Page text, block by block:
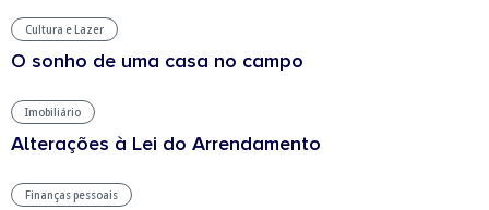
Cultura e Lazer
O sonho de uma casa no campo
Imobiliário
Alterações à Lei do Arrendamento
Finanças pessoais